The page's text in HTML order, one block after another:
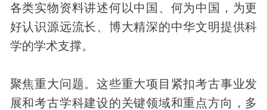
各类实物资料讲述何以中国、何为中国，为更
好认识源远流长、博大精深的中华文明提供科
学的学术支撑。
聚焦重大问题。这些重大项目紧扣考古事业发
展和考古学科建设的关键领域和重点方向，多